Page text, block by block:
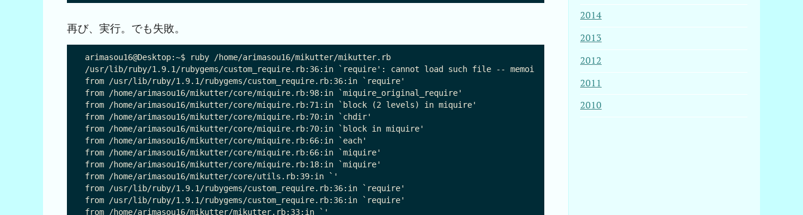
再び、実行。でも失敗。
arimasou16@Desktop:~$ ruby /home/arimasou16/mikutter/mikutter.rb
/usr/lib/ruby/1.9.1/rubygems/custom_require.rb:36:in `require': cannot load such file -- memoize (LoadError)
from /usr/lib/ruby/1.9.1/rubygems/custom_require.rb:36:in `require'
from /home/arimasou16/mikutter/core/miquire.rb:98:in `miquire_original_require'
from /home/arimasou16/mikutter/core/miquire.rb:71:in `block (2 levels) in miquire'
from /home/arimasou16/mikutter/core/miquire.rb:70:in `chdir'
from /home/arimasou16/mikutter/core/miquire.rb:70:in `block in miquire'
from /home/arimasou16/mikutter/core/miquire.rb:66:in `each'
from /home/arimasou16/mikutter/core/miquire.rb:66:in `miquire'
from /home/arimasou16/mikutter/core/miquire.rb:18:in `miquire'
from /home/arimasou16/mikutter/core/utils.rb:39:in `'
from /usr/lib/ruby/1.9.1/rubygems/custom_require.rb:36:in `require'
from /usr/lib/ruby/1.9.1/rubygems/custom_require.rb:36:in `require'
2014
2013
2012
2011
2010